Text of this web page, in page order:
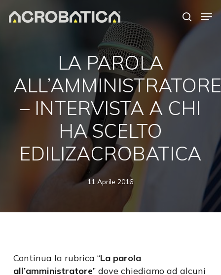
search
LA PAROLA
ALL’AMMINISTRATORE
– INTERVISTA A CHI
HA SCELTO
EDILIZACROBATICA
11 Aprile 2016
Continua la rubrica “La parola
all’amministratore” dove chiediamo ad alcuni